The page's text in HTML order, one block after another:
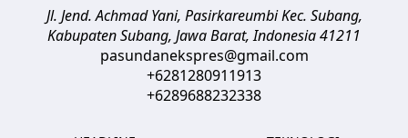
Jl. Jend. Achmad Yani, Pasirkareumbi Kec. Subang,
Kabupaten Subang, Jawa Barat,Indonesia41211
pasundanekspres@gmail.com
+6281280911913
+6289688232338